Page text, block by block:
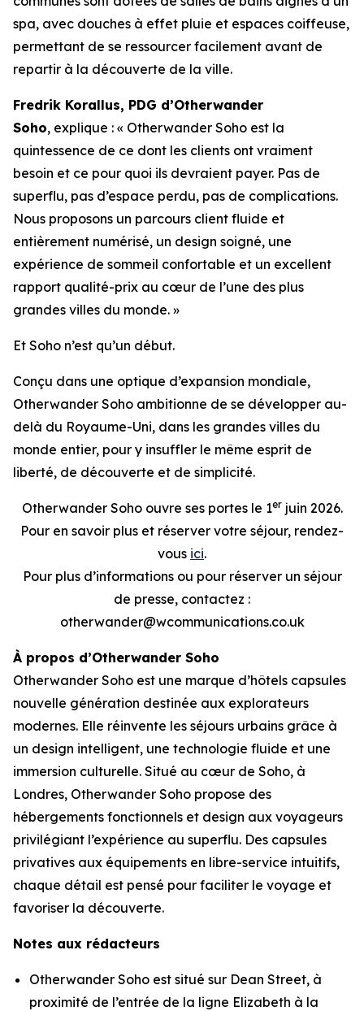
spa, avec douches à effet pluie et espaces coiffeuse,
permettant de se ressourcer facilement avant de
repartir à la découverte de la ville.
Fredrik Korallus, PDG d’Otherwander
Soho, explique : « Otherwander Soho est la
quintessence de ce dont les clients ont vraiment
besoin et ce pour quoi ils devraient payer. Pas de
superflu, pas d’espace perdu, pas de complications.
Nous proposons un parcours client fluide et
entièrement numérisé, un design soigné, une
expérience de sommeil confortable et un excellent
rapport qualité-prix au cœur de l’une des plus
grandes villes du monde. »
Et Soho n’est qu’un début.
Conçu dans une optique d’expansion mondiale,
Otherwander Soho ambitionne de se développer au-
delà du Royaume-Uni, dans les grandes villes du
monde entier, pour y insuffler le même esprit de
liberté, de découverte et de simplicité.
Otherwander Soho ouvre ses portes le 1erjuin 2026.
Pour en savoir plus et réserver votre séjour, rendez-
vous ici.
Pour plus d’informations ou pour réserver un séjour
de presse, contactez :
otherwander@wcommunications.co.uk
À propos d’Otherwander Soho
Otherwander Soho est une marque d’hôtels capsules
nouvelle génération destinée aux explorateurs
modernes. Elle réinvente les séjours urbains grâce à
un design intelligent, une technologie fluide et une
immersion culturelle. Situé au cœur de Soho, à
Londres, Otherwander Soho propose des
hébergements fonctionnels et design aux voyageurs
privilégiant l’expérience au superflu. Des capsules
privatives aux équipements en libre-service intuitifs,
chaque détail est pensé pour faciliter le voyage et
favoriser la découverte.
Notes aux rédacteurs
Otherwander Soho est situé sur Dean Street, à
proximité de l’entrée de la ligne Elizabeth à la